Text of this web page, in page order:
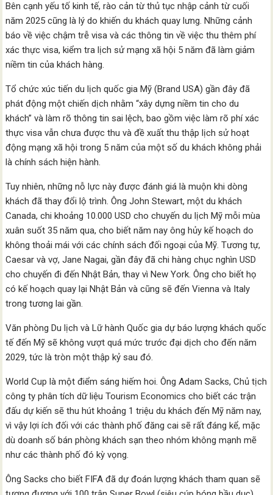
Bên cạnh yếu tố kinh tế, rào cản từ thủ tục nhập cảnh từ cuối
năm 2025 cũng là lý do khiến du khách quay lưng. Những cảnh
báo về việc chậm trễ visa và các thông tin về việc thu thêm phí
xác thực visa, kiểm tra lịch sử mạng xã hội 5 năm đã làm giảm
niềm tin của khách hàng.
Tổ chức xúc tiến du lịch quốc gia Mỹ (Brand USA) gần đây đã
phát động một chiến dịch nhằm “xây dựng niềm tin cho du
khách” và làm rõ thông tin sai lệch, bao gồm việc làm rõ phí xác
thực visa vẫn chưa được thu và đề xuất thu thập lịch sử hoạt
động mạng xã hội trong 5 năm của một số du khách không phải
là chính sách hiện hành.
Tuy nhiên, những nỗ lực này được đánh giá là muộn khi dòng
khách đã thay đổi lộ trình. Ông John Stewart, một du khách
Canada, chi khoảng 10.000 USD cho chuyến du lịch Mỹ mỗi mùa
xuân suốt 35 năm qua, cho biết năm nay ông hủy kế hoạch do
không thoải mái với các chính sách đối ngoại của Mỹ. Tương tự,
Caesar và vợ, Jane Nagai, gần đây đã chi hàng chục nghìn USD
cho chuyến đi đến Nhật Bản, thay vì New York. Ông cho biết họ
có kế hoạch quay lại Nhật Bản và cũng sẽ đến Vienna và Italy
trong tương lai gần.
Văn phòng Du lịch và Lữ hành Quốc gia dự báo lượng khách quốc
tế đến Mỹ sẽ không vượt quá mức trước đại dịch cho đến năm
2029, tức là tròn một thập kỷ sau đó.
World Cup là một điểm sáng hiếm hoi. Ông Adam Sacks, Chủ tịch
công ty phân tích dữ liệu Tourism Economics cho biết các trận
đấu dự kiến sẽ thu hút khoảng 1 triệu du khách đến Mỹ năm nay,
vì vậy lợi ích đối với các thành phố đăng cai sẽ rất đáng kể, mặc
dù doanh số bán phòng khách sạn theo nhóm không mạnh mẽ
như các thành phố đó kỳ vọng.
Ông Sacks cho biết FIFA đã dự đoán lượng khách tham quan sẽ